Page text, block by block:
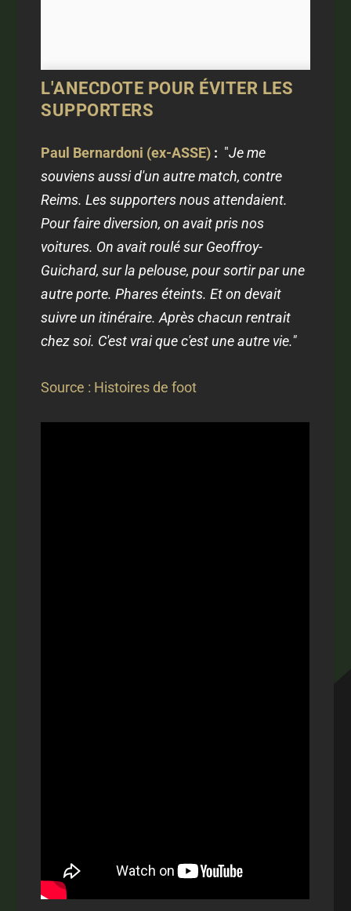
L'ANECDOTE POUR ÉVITER LES
SUPPORTERS
Paul Bernardoni (ex-ASSE) : "Je me
souviens aussi d'un autre match, contre
Reims. Les supporters nous attendaient.
Pour faire diversion, on avait pris nos
voitures. On avait roulé sur Geoffroy-
Guichard, sur la pelouse, pour sortir par une
autre porte. Phares éteints. Et on devait
suivre un itinéraire. Après chacun rentrait
chez soi. C'est vrai que c'est une autre vie."
Source : Histoires de foot